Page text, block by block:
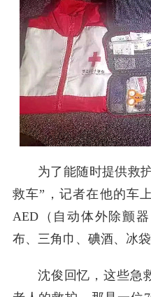
为了能随时提供救
救车”，记者在他的车
AED（自动体外除颤
布、三角巾、碘酒、冰袋
沈俊回忆，这些急